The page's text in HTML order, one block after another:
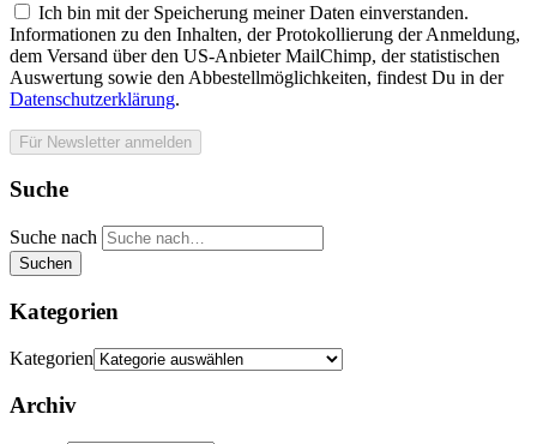
Ich bin mit der Speicherung meiner Daten einverstanden.
Informationen zu den Inhalten, der Protokollierung der Anmeldung,
dem Versand über den US-Anbieter MailChimp, der statistischen
Auswertung sowie den Abbestellmöglichkeiten, findest Du in der
Datenschutzerklärung.
Suche
Suche nach
Suchen
Kategorien
Kategorien
Archiv